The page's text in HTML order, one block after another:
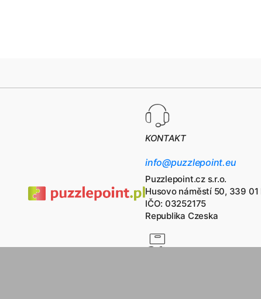
KONTAKT
info@puzzlepoint.eu
Puzzlepoint.cz s.r.o.
Husovo náměstí 50, 339
IČO: 03252175
Republika Czeska